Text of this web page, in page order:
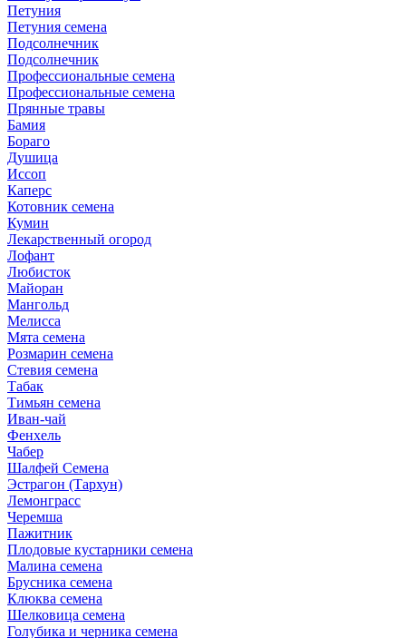
Петуния
Петуния семена
Подсолнечник
Подсолнечник
Профессиональные семена
Профессиональные семена
Прянные травы
Бамия
Бораго
Душица
Иссоп
Каперс
Котовник семена
Кумин
Лекарственный огород
Лофант
Любисток
Майоран
Мангольд
Мелисса
Мята семена
Розмарин семена
Стевия семена
Табак
Тимьян семена
Иван-чай
Фенхель
Чабер
Шалфей Семена
Эстрагон (Тархун)
Лемонграсс
Черемша
Пажитник
Плодовые кустарники семена
Малина семена
Брусника семена
Клюква семена
Шелковица семена
Голубика и черника семена